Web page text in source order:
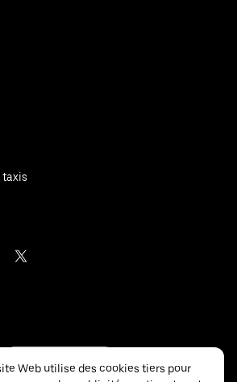
taxis
Web utilise des cookies tiers pour